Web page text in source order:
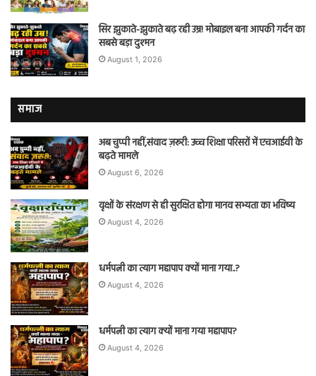
सिर झुकाते-झुकाते बढ़ रही उम्र! मोबाइल बना आपकी गर्दन का
सबसे बड़ा दुश्मन
August 1, 2026
समाज
अब चुप्पी नहीं,संवाद ज़रूरी: उच्च शिक्षा परिसरों में एचआईवी के
बढ़ते मामले
August 6, 2026
वृक्षों के संरक्षण से ही सुरक्षित होगा मानव सभ्यता का भविष्य
August 4, 2026
धर्मपत्नी का त्याग महापाप क्यों माना गया..?
August 4, 2026
धर्मपत्नी का त्याग क्यों माना गया महापाप?
August 4, 2026